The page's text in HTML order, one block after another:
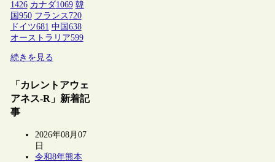
1426 カナダ1069 韓
国 950 フランス 720
ドイツ681 中国 638
オーストラリア599
続きを見る
「カレントアウェ
アネス-R」新着記
事
2026年08月07
日
令和8年熊本